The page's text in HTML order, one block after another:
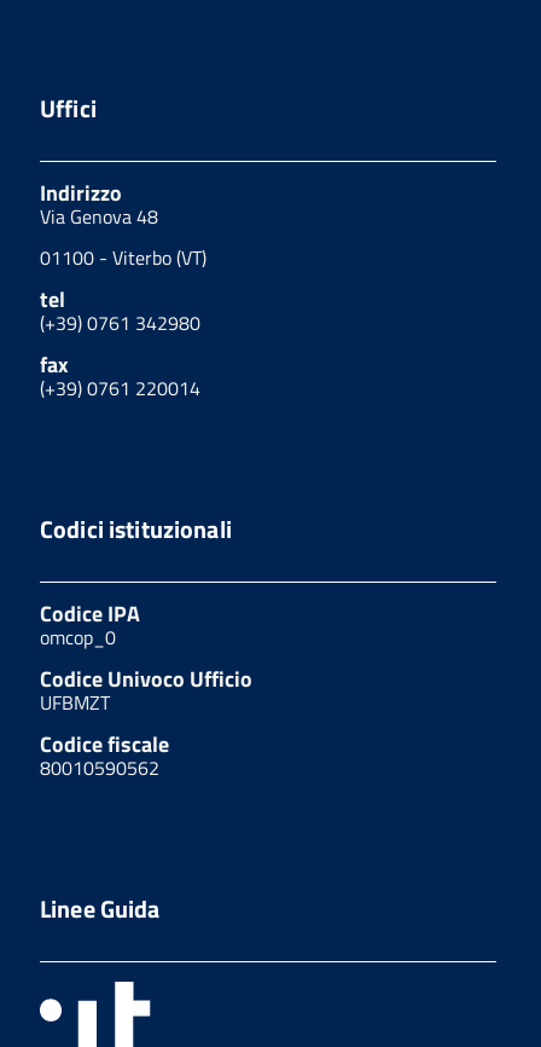
Uffici
Indirizzo
Via Genova 48
01100 - Viterbo (VT)
tel
(+39) 0761 342980
fax
(+39) 0761 220014
Codici istituzionali
Codice IPA
omcop_0
Codice Univoco Ufficio
UFBMZT
Codice fiscale
80010590562
Linee Guida